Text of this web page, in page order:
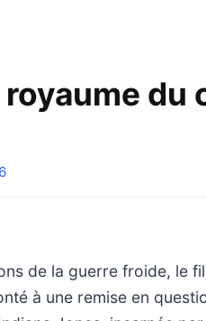
du
de la guerre froide, le
à une remise en